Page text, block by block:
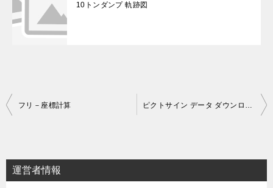
10トンダンプ 軌跡図
投
ビ
ゲ
フリ－座標計算 ピクトサイン データ ダウンロード
運営者情報